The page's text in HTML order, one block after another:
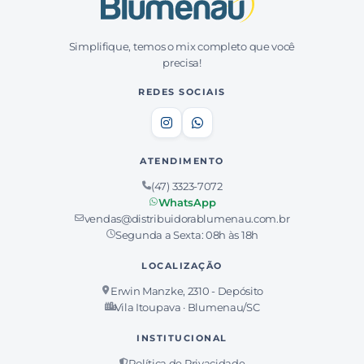
Simplifique, temos o mix completo que você
precisa!
REDES SOCIAIS
ATENDIMENTO
(47) 3323-7072
WhatsApp
vendas@distribuidorablumenau.com.br
Segunda a Sexta: 08h às 18h
LOCALIZAÇÃO
Erwin Manzke, 2310 - Depósito
Vila Itoupava · Blumenau/SC
INSTITUCIONAL